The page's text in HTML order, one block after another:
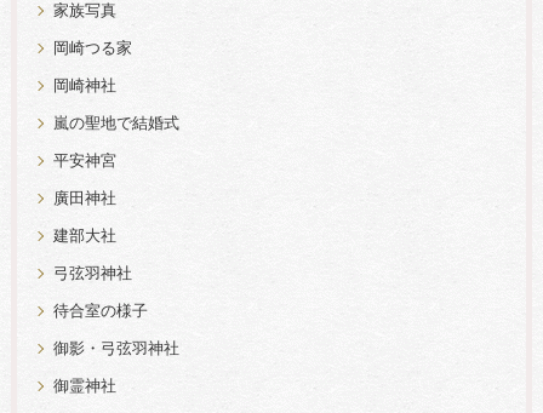
家族写真
岡崎つる家
岡崎神社
嵐の聖地で結婚式
平安神宮
廣田神社
建部大社
弓弦羽神社
待合室の様子
御影・弓弦羽神社
御霊神社